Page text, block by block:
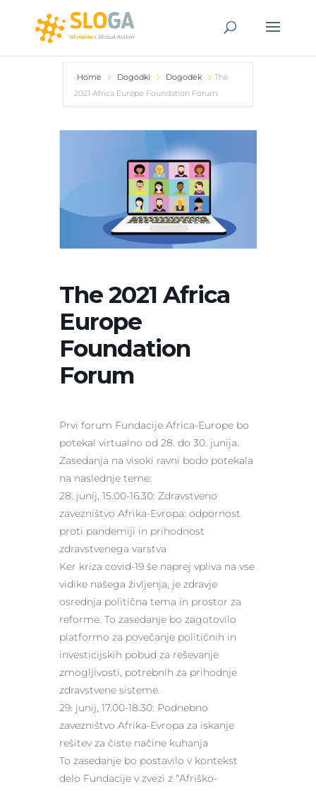
Home Dogodki Dogodek
The
2021 Africa Europe Foundation Forum
The 2021 Africa
Europe
Foundation
Forum
Prvi forum Fundacije Africa­-Europe bo
potekal virtualno od 28. do 30. junija.
Zasedanja na visoki ravni bodo potekala
na naslednje teme:
28. junij, 15.00-16.30: Zdravstveno
zavezništvo Afrika-Evropa: odpornost
proti pandemiji in prihodnost
zdravstvenega varstva
Ker kriza covid-19 še naprej vpliva na vse
vidike našega življenja, je zdravje
osrednja politična tema in prostor za
reforme. To zasedanje bo zagotovilo
platformo za povečanje političnih in
investicijskih pobud za reševanje
zmogljivosti, potrebnih za prihodnje
zdravstvene sisteme.
29. junij, 17.00-18.30: Podnebno
zavezništvo Afrika-Evropa za iskanje
rešitev za čiste načine kuhanja
To zasedanje bo postavilo v kontekst
delo Fundacije v zvezi z “Afriško-